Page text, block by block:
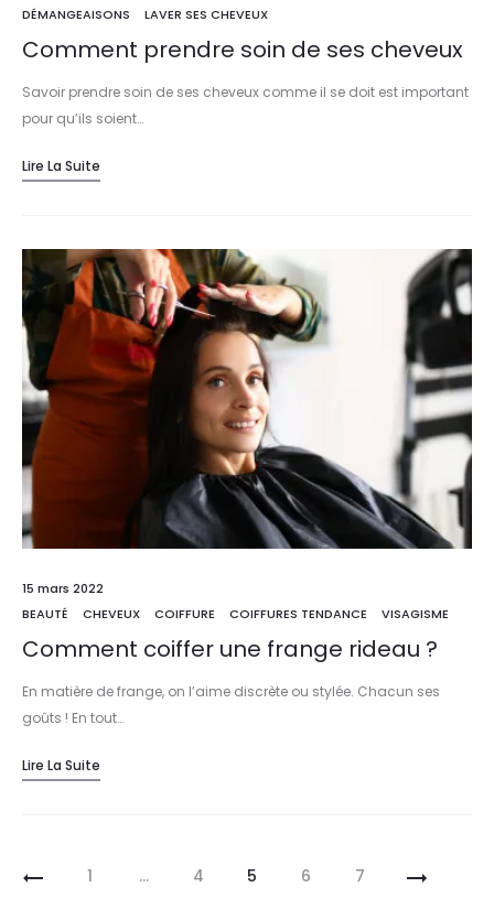
DÉMANGEAISONS
LAVER SES CHEVEUX
Comment prendre soin de ses cheveux
Savoir prendre soin de ses cheveux comme il se doit est important
pour qu’ils soient…
Lire La Suite
15 mars 2022
BEAUTÉ
CHEVEUX COIFFURE COIFFURES TENDANCE VISAGISME
Comment coiffer une frange rideau ?
En matière de frange, on l’aime discrète ou stylée. Chacun ses
goûts ! En tout…
Lire La Suite
1 … 4 5 6 7